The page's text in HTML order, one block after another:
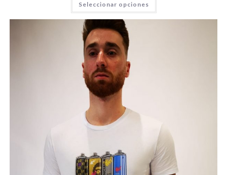
Seleccionar opciones